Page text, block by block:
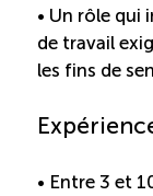
• Un rôle qui
de travail
les fins de
• Entre 3 et